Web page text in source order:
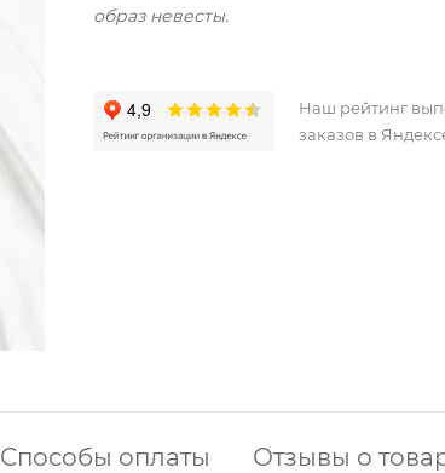
образ невесты.
Наш рейтинг
заказов в
Способы оплаты Отзывы о